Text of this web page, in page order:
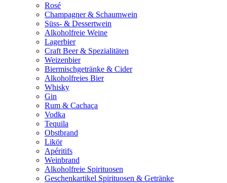
Rosé
Champagner & Schaumwein
Süss- & Dessertwein
Alkoholfreie Weine
Lagerbier
Craft Beer & Spezialitäten
Weizenbier
Biermischgetränke & Cider
Alkoholfreies Bier
Whisky
Gin
Rum & Cachaça
Vodka
Tequila
Obstbrand
Likör
Apéritifs
Weinbrand
Alkoholfreie Spirituosen
Geschenkartikel Spirituosen & Getränke